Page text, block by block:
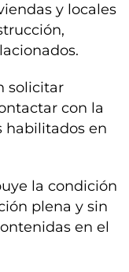
y locales
solicitar
con la
habilitados en
la condición
plena y sin
en el